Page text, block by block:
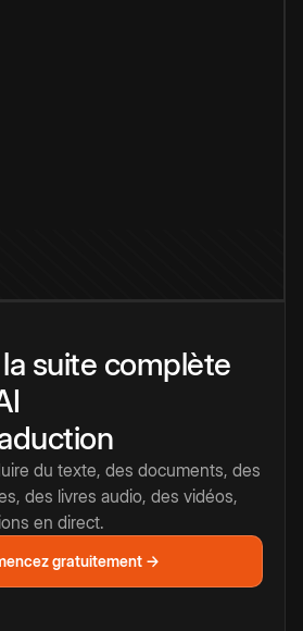
suite complète
du texte, des documents, des
des livres audio, des vidéos,
en direct.
gratuitement →